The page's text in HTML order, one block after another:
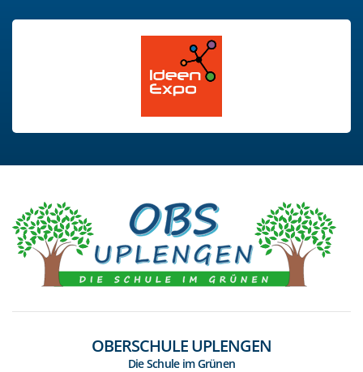
OBERSCHULE UPLENGEN
Die Schule im Grünen